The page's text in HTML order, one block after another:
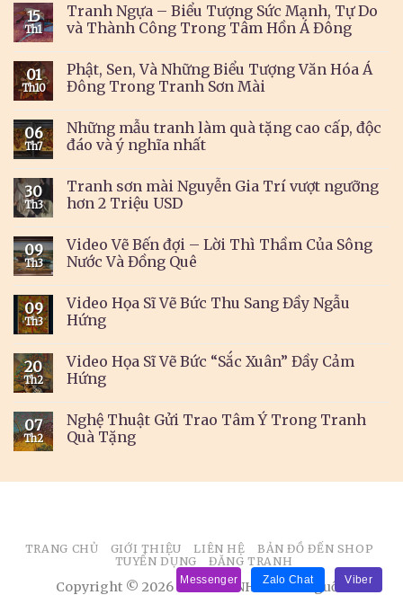
15
Th1
Tranh Ngựa – Biểu Tượng Sức Mạnh, Tự Do
và Thành Công Trong Tâm Hồn Á Đông
01
Th10
Phật, Sen, Và Những Biểu Tượng Văn Hóa Á
Đông Trong Tranh Sơn Mài
06
Th7
Những mẫu tranh làm quà tặng cao cấp, độc
đáo và ý nghĩa nhất
30
Th3
Tranh sơn mài Nguyễn Gia Trí vượt ngưỡng
hơn 2 Triệu USD
09
Th3
Video Vẽ Bến đợi – Lời Thì Thầm Của Sông
Nước Và Đồng Quê
09
Th3
Video Họa Sĩ Vẽ Bức Thu Sang Đầy Ngẫu
Hứng
20
Th2
Video Họa Sĩ Vẽ Bức “Sắc Xuân” Đầy Cảm
Hứng
07
Th2
Nghệ Thuật Gửi Trao Tâm Ý Trong Tranh
Quà Tặng
TRANG CHỦ GIỚI THIỆU LIÊN HỆ
BẢN ĐỒ ĐẾN SHOP
TUYỂN DỤNG
ĐĂNG TRANH
Copyright © 2026 BÁN TRANH. Ghi rõ nguồnViber
Zalo Chat
Messenger